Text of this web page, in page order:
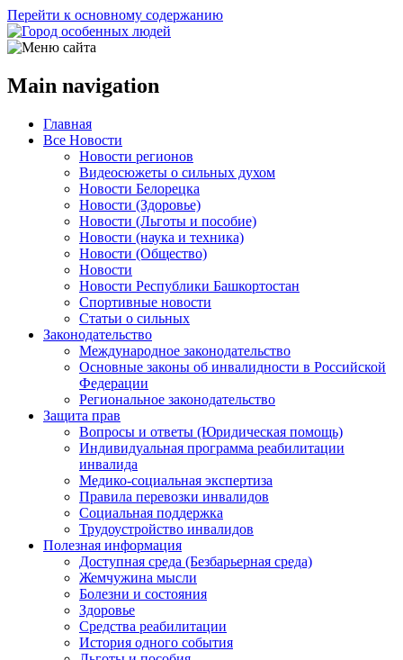
Перейти к основному содержанию
Main navigation
Главная
Все Новости
Новости регионов
Видеосюжеты о сильных духом
Новости Белорецка
Новости (Здоровье)
Новости (Льготы и пособие)
Новости (наука и техника)
Новости (Общество)
Новости
Новости Республики Башкортостан
Спортивные новости
Статьи о сильных
Законодательство
Международное законодательство
Основные законы об инвалидности в Российской
Федерации
Региональное законодательство
Защита прав
Вопросы и ответы (Юридическая помощь)
Индивидуальная программа реабилитации
инвалида
Медико-социальная экспертиза
Правила перевозки инвалидов
Социальная поддержка
Трудоустройство инвалидов
Полезная информация
Доступная среда (Безбарьерная среда)
Жемчужина мысли
Болезни и состояния
Здоровье
Средства реабилитации
История одного события